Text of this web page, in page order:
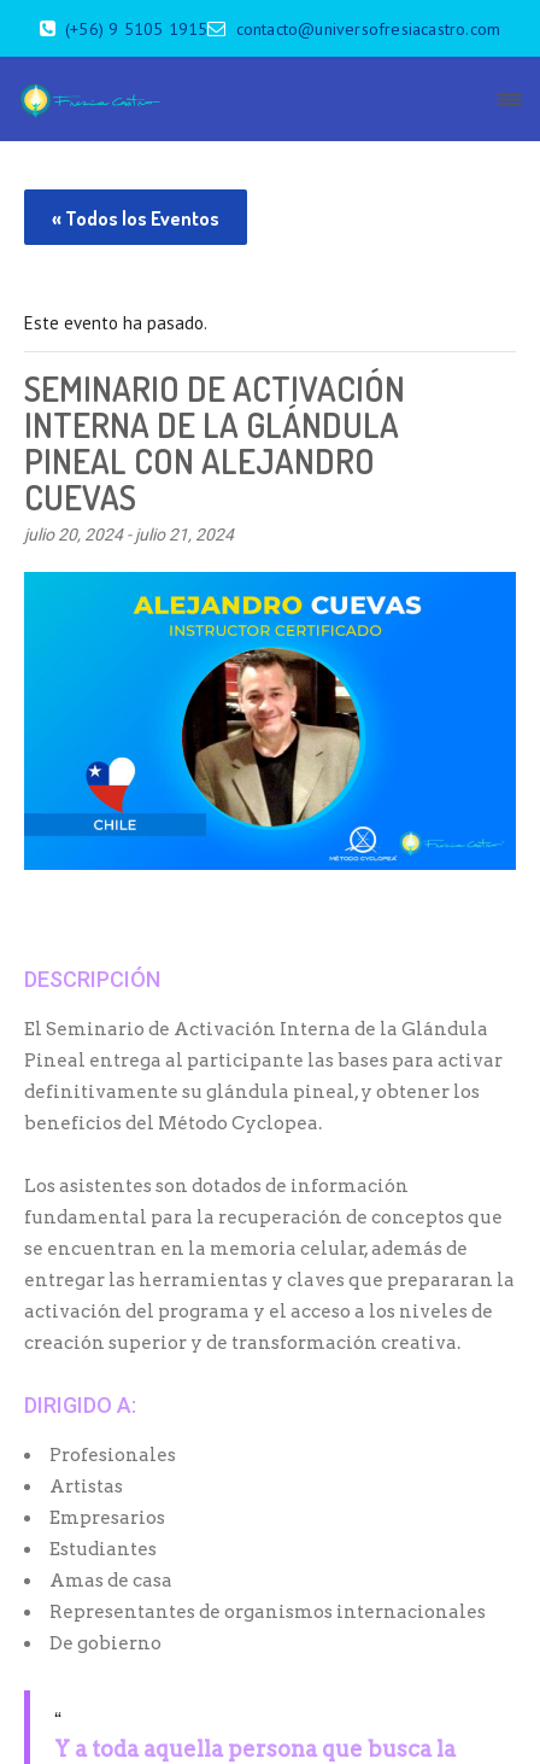
(+56) 9 5105 1915 contacto@universofresiacastro.com
« Todos los Eventos
Este evento ha pasado.
SEMINARIO DE ACTIVACIÓN
INTERNA DE LA GLÁNDULA
PINEAL CON ALEJANDRO
CUEVAS
julio 20, 2024-julio 21, 2024
DESCRIPCIÓN
El Seminario de Activación Interna de la Glándula
Pineal entrega al participante las bases para activar
definitivamente su glándula pineal, y obtener los
beneficios del Método Cyclopea.
Los asistentes son dotados de información
fundamental para la recuperación de conceptos que
se encuentran en la memoria celular, además de
entregar las herramientas y claves que prepararan la
activación del programa y el acceso a los niveles de
creación superior y de transformación creativa.
DIRIGIDO A:
Profesionales
Artistas
Empresarios
Estudiantes
Amas de casa
Representantes de organismos internacionales
De gobierno
Y a toda aquella persona que busca la